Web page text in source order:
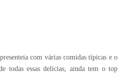
com várias comidas típicas e o
todas essas delícias, ainda tem o top